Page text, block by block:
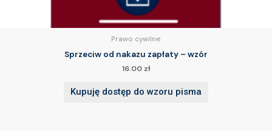
Prawo cywilne
Sprzeciw od nakazu zapłaty – wzór
16.00 zł
Kupuję dostęp do wzoru pisma